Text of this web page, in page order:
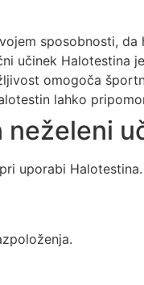
sposobnosti,
učinek Halotestina
omogoča
lahko
neželeni
uporabi